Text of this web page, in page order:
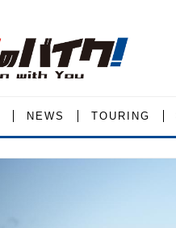
NEWS TOURING